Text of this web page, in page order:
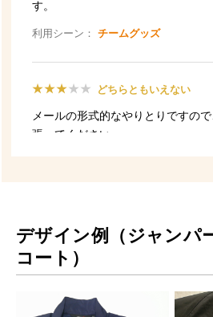
デザイン例（ジャンパ
コート）